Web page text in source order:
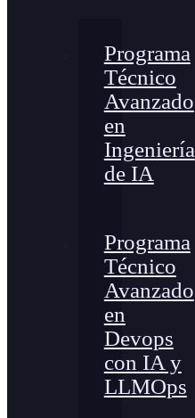
Programa
Técnico
Avanzado
en
Ingeniería
de IA
Programa
Técnico
Avanzado
en
Devops
con IA y
LLMOps